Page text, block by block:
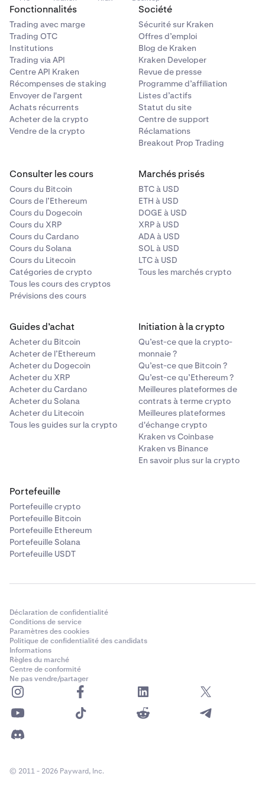
créer votre compte Beholder, vous perdrez l'accès aux
fonds qui s'y trouvent.
4
C’est tout ! Votre compte Beholder est prêt à être
alimenté. Vos adresses de portefeuille ont été
générées et peuvent être consultées et copiées en
cliquant sur l'icône
en haut à droite.
2
Vous serez redirigé vers la page de connexion
Kraken ; connectez-vous à votre compte Kraken.
Après avoir saisi vos identifiants, une confirmation
par email peut vous être demandée.
3
Une fois connecté à votre compte Kraken, vous
serez automatiquement redirigé vers Beholder et
votre compte sera désormais connecté.
Connect a wallet
a wallet .
Si vous souhaitez
surveillerun portefeuille,
sélectionnez simplement cette option, puis saisissez
l'adresse/domaine et donnez un nom au portefeuille
(facultatif).
Si vous souhaitez
connecterun portefeuille, passez
à l'étape suivante.
3
Si vous choisissez de connecter un portefeuille,
sélectionnez cette option, puis choisissez votre
fournisseur de portefeuille.
Le processus de connexion peut varier selon le
portefeuille que vous connectez. Ces instructions
REMARQUE :
À partir de cette étape, ces instructions sont
4
Si vous y êtes invité, sélectionnez le réseau sur lequel
se trouve le compte du portefeuille. Dans ce cas,
Ethereum (y compris les chaînes EVM) et Solana sont
disponibles ; nous sélectionnerons l'option
Ethereum.
2
Sur la page Paramètres, vous pouvez modifier vos
méthodes de connexion, les connexions à votre
compte, la clé d'accès et la 2FA, ainsi que consulter
ou exporter votre clé privée.
besoin de gérer ni de détenir des tokens de gaz
séparément.
Fonctionnalités
Trading avec marge
Trading OTC
Institutions
Trading via API
Centre API Kraken
Récompenses de staking
Envoyer de l'argent
Achats récurrents
Acheter de la crypto
Vendre de la crypto
Société
Sécurité sur Kraken
Offres d’emploi
Blog de Kraken
Kraken Developer
Revue de presse
Programme d’affiliation
Listes d’actifs
Statut du site
Centre de support
Réclamations
Breakout Prop Trading
Consulter les cours
Cours du Bitcoin
Cours de l’Ethereum
Cours du Dogecoin
Cours du XRP
Cours du Cardano
Cours du Solana
Cours du Litecoin
Catégories de crypto
Tous les cours des cryptos
Prévisions des cours
Marchés prisés
BTC à USD
ETH à USD
DOGE à USD
XRP à USD
ADA à USD
SOL à USD
LTC à USD
Tous les marchés crypto
Guides d’achat
Acheter du Bitcoin
Acheter de l’Ethereum
Acheter du Dogecoin
Acheter du XRP
Acheter du Cardano
Acheter du Solana
Acheter du Litecoin
Tous les guides sur la crypto
Initiation à la crypto
Qu’est-ce que la crypto-
monnaie ?
Qu’est-ce que Bitcoin ?
Qu’est-ce qu’Ethereum ?
Meilleures plateformes de
contrats à terme crypto
Meilleures plateformes
d'échange crypto
Kraken vs Coinbase
Kraken vs Binance
En savoir plus sur la crypto
Portefeuille
Portefeuille crypto
Portefeuille Bitcoin
Portefeuille Ethereum
Portefeuille Solana
Portefeuille USDT
Déclaration de confidentialité
Conditions de service
Paramètres des cookies
Politique de confidentialité des candidats
Informations
Règles du marché
Centre de conformité
Ne pas vendre/partager
© 2011 - 2026 Payward, Inc.